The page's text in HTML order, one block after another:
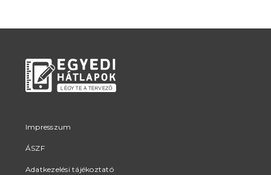
Impresszum
ÁSZF
Adatkezelési tájékoztató